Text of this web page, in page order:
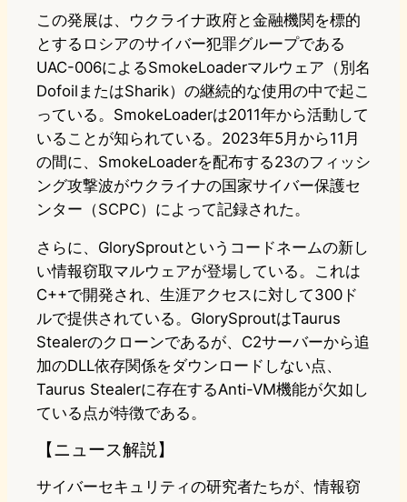
この発展は、ウクライナ政府と金融機関を標的
とするロシアのサイバー犯罪グループである
UAC-006によるSmokeLoaderマルウェア（別名
DofoilまたはSharik）の継続的な使用の中で起こ
っている。SmokeLoaderは2011年から活動して
いることが知られている。2023年5月から11月
の間に、SmokeLoaderを配布する23のフィッシ
ング攻撃波がウクライナの国家サイバー保護セ
ンター（SCPC）によって記録された。
さらに、GlorySproutというコードネームの新し
い情報窃取マルウェアが登場している。これは
C++で開発され、生涯アクセスに対して300ド
ルで提供されている。GlorySproutはTaurus
Stealerのクローンであるが、C2サーバーから追
加のDLL依存関係をダウンロードしない点、
Taurus Stealerに存在するAnti-VM機能が欠如し
ている点が特徴である。
【ニュース解説】
サイバーセキュリティの研究者たちが、情報窃